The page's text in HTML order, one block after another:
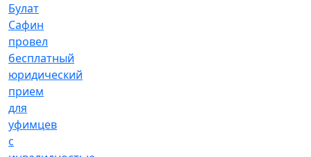
Булат
Сафин
провел
бесплатный
юридический
прием
для
уфимцев
с